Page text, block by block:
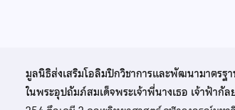
มูลนิธิส่งเสริมโอลิมปิกวิชาการและพัฒนามาตรฐ
ในพระอุปถัมภ์สมเด็จพระเจ้าพี่นางเธอ เจ้าฟ้า